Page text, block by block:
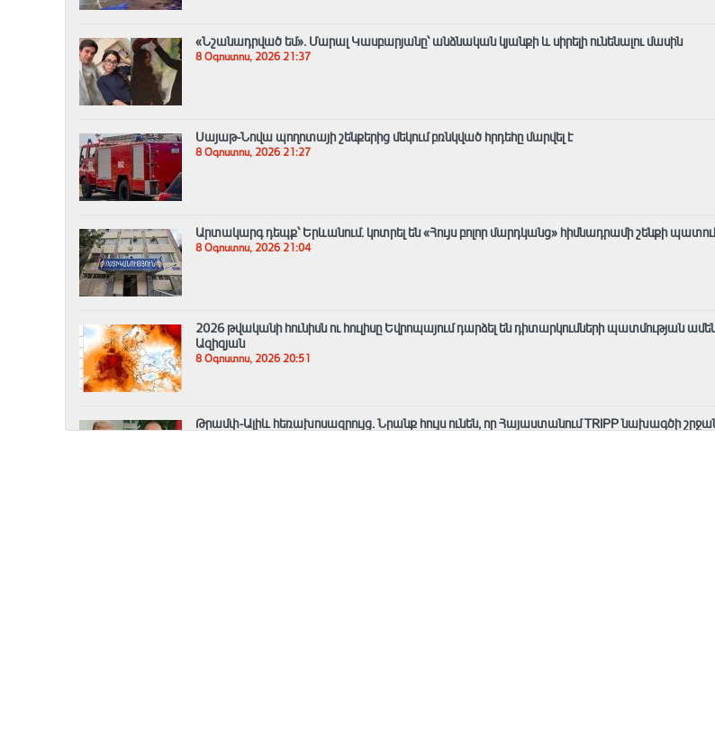
«Նշանադրված եմ». Մարալ Կասբարյանը՝ անձնական կյանքի և սիրելի ունենալու մասին
8 Օգոստոս, 2026 21:37
Սայաթ-Նովա պողոտայի շենքերից մեկում բռնկված հրդեհը մարվել է
8 Օգոստոս, 2026 21:27
Արտակարգ դեպք՝ Երևանում․ կոտրել են «Հույս բոլոր մարդկանց» հիմնադրամի շենքի
8 Օգոստոս, 2026 21:04
2026 թվականի հունիսն ու հուլիսը Եվրոպայում դարձել են դիտարկումների պատմության
Ազիզյան
8 Օգոստոս, 2026 20:51
Թրամփ-Ալիև հեռախոսազրույց. Նրանք հույս ունեն, որ Հայաստանում TRIPP նախագծի